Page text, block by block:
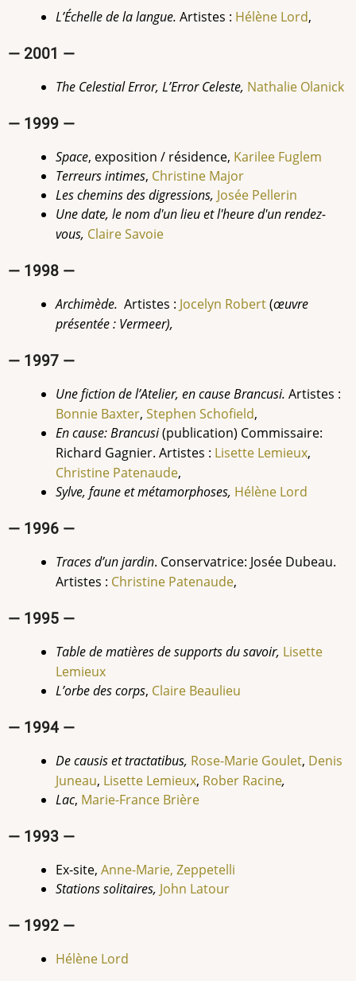
L’Échelle de la langue. Artistes : Hélène Lord,
— 2001 —
The Celestial Error, L’Error Celeste, Nathalie Olanick
— 1999 —
Space, exposition / résidence, Karilee Fuglem
Terreurs intimes, Christine Major
Les chemins des digressions, Josée Pellerin
Une date, le nom d'un lieu et l'heure d'un rendez-
vous, Claire Savoie
— 1998 —
Archimède. Artistes : Jocelyn Robert(œuvre
présentée : Vermeer),
— 1997 —
Une fiction de l’Atelier, en cause Brancusi. Artistes :
Bonnie Baxter, Stephen Schofield,
En cause: Brancusi(publication) Commissaire:
Richard Gagnier. Artistes : Lisette Lemieux,
Christine Patenaude,
Sylve, faune et métamorphoses, Hélène Lord
— 1996 —
Traces d’un jardin. Conservatrice: Josée Dubeau.
Artistes : Christine Patenaude,
— 1995 —
Table de matières de supports du savoir, Lisette
Lemieux
L’orbe des corps, Claire Beaulieu
— 1994 —
De causis et tractatibus, Rose-Marie Goulet, Denis
Juneau, Lisette Lemieux, Rober Racine,
Lac, Marie-France Brière
— 1993 —
Ex-site, Anne-Marie, Zeppetelli
Stations solitaires, John Latour
— 1992 —
Hélène Lord